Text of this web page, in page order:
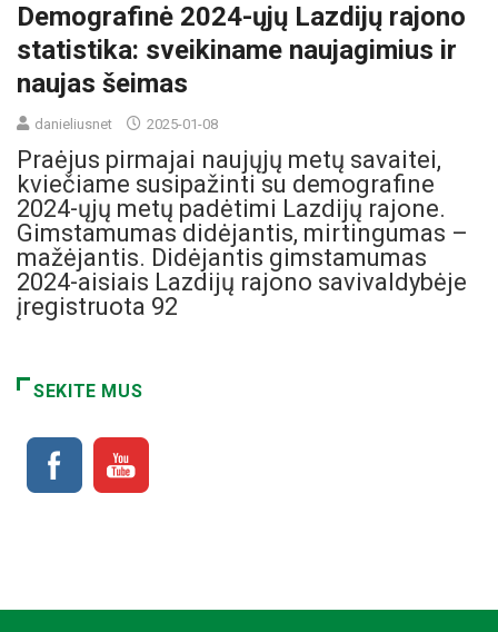
Demografinė 2024-ųjų Lazdijų rajono
statistika: sveikiname naujagimius ir
naujas šeimas
danieliusnet 2025-01-08
Praėjus pirmajai naujųjų metų savaitei,
kviečiame susipažinti su demografine
2024-ųjų metų padėtimi Lazdijų rajone.
Gimstamumas didėjantis, mirtingumas –
mažėjantis. Didėjantis gimstamumas
2024-aisiais Lazdijų rajono savivaldybėje
įregistruota 92
SEKITE MUS